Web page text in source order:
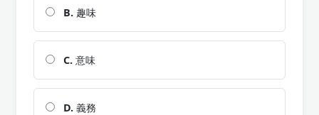
B. 趣味
C. 意味
D. 義務